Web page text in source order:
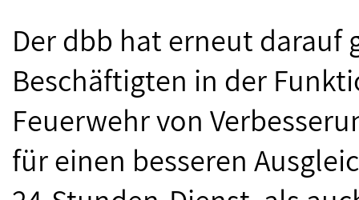
Der dbb hat erneut darauf
Beschäftigten in der
Feuerwehr von
für einen besseren